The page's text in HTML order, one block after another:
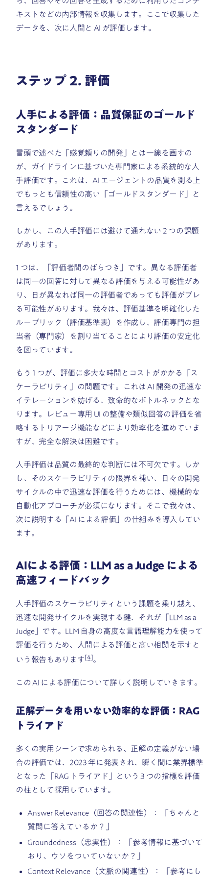
キストなどの内部情報を収集します。ここで収集した
データを、次に人間と AI が評価します。
ステップ 2. 評価
人手による評価：品質保証のゴールド
スタンダード
冒頭で述べた「感覚頼りの開発」とは一線を画すの
が、ガイドラインに基づいた専門家による系統的な人
手評価です。これは、AI エージェントの品質を測る上
でもっとも信頼性の高い「ゴールドスタンダード」と
言えるでしょう。
しかし、この人手評価には避けて通れない 2 つの課題
があります。
1 つは、「評価者間のばらつき」です。異なる評価者
は同一の回答に対して異なる評価を与える可能性があ
り、日が異なれば同一の評価者であっても評価がブレ
る可能性があります。我々は、評価基準を明確化した
ルーブリック（評価基準表）を作成し、評価専門の担
当者（専門家）を割り当てることにより評価の安定化
を図っています。
もう 1 つが、評価に多大な時間とコストがかかる「ス
ケーラビリティ」の問題です。これは AI 開発の迅速な
イテレーションを妨げる、致命的なボトルネックとな
ります。レビュー専用 UI の整備や類似回答の評価を省
略するトリアージ機能などにより効率化を進めていま
すが、完全な解決は困難です。
人手評価は品質の最終的な判断には不可欠です。しか
し、そのスケーラビリティの限界を補い、日々の開発
サイクルの中で迅速な評価を行うためには、機械的な
自動化アプローチが必須になります。そこで我々は、
次に説明する「AI による評価」の仕組みを導入してい
ます。
AIによる評価：LLM as a Judge による
高速フィードバック
人手評価のスケーラビリティという課題を乗り越え、
迅速な開発サイクルを実現する鍵、それが「LLM as a
Judge」です。LLM 自身の高度な言語理解能力を使って
評価を行うため、人間による評価と高い相関を示すと
いう報告もあります[4]。
この AI による評価について詳しく説明していきます。
正解データを用いない効率的な評価：RAG
トライアド
多くの実用シーンで求められる、正解の定義がない場
合の評価では、2023 年に発表され、瞬く間に業界標準
となった「RAG トライアド」という 3 つの指標を評価
の柱として採用しています。
Answer Relevance（回答の関連性）： 「ちゃんと
質問に答えているか？」
Groundedness（忠実性）： 「参考情報に基づいて
おり、ウソをついていないか？」
Context Relevance（文脈の関連性）： 「参考にし